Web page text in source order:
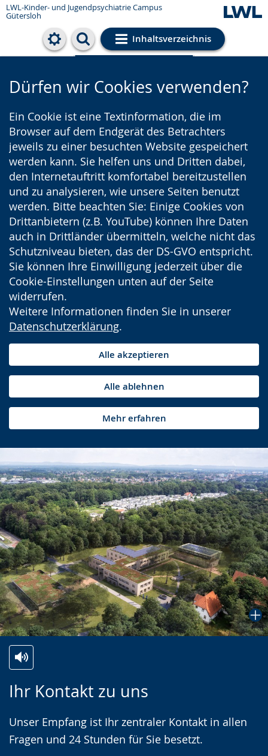
LWL-Kinder- und Jugendpsychiatrie Campus
Gütersloh
Inhaltsverzeichnis
Cookie-Einstellungen
Dürfen wir Cookies verwenden?
Ein Cookie ist eine Textinformation, die im
Browser auf dem Endgerät des Betrachters
jeweils zu einer besuchten Website gespeichert
werden kann. Sie helfen uns und Dritten dabei,
den Internetauftritt komfortabel bereitzustellen
und zu analysieren, wie unsere Seiten benutzt
werden. Bitte beachten Sie: Einige Cookies von
Drittanbietern (z.B. YouTube) können Ihre Daten
auch in Drittländer übermitteln, welche nicht das
Schutzniveau bieten, das der DS-GVO entspricht.
Sie können Ihre Einwilligung jederzeit über die
Cookie-Einstellungen unten auf der Seite
widerrufen.
Weitere Informationen finden Sie in unserer
Datenschutzerklärung.
Alle akzeptieren
Alle ablehnen
Mehr erfahren
Ihr Kontakt zu uns
Unser Empfang ist Ihr zentraler Kontakt in allen
Fragen und 24 Stunden für Sie besetzt.
Leichten
wechseln.
Audio-
Video
Deutscher
Gebärdensprache